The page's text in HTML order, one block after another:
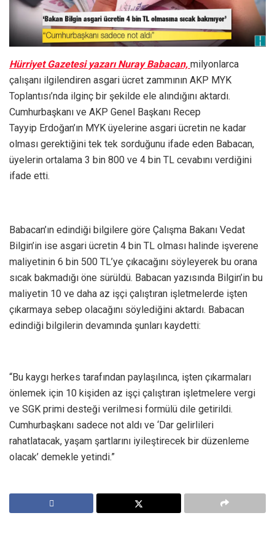
Hürriyet Gazetesi yazarı Nuray Babacan, milyonlarca
çalışanı ilgilendiren asgari ücret zammının AKP MYK
Toplantısı’nda ilginç bir şekilde ele alındığını aktardı.
Cumhurbaşkanı ve AKP Genel Başkanı Recep
Tayyip Erdoğan’ın MYK üyelerine asgari ücretin ne kadar
olması gerektiğini tek tek sorduğunu ifade eden Babacan,
üyelerin ortalama 3 bin 800 ve 4 bin TL cevabını verdiğini
ifade etti.
Babacan’ın edindiği bilgilere göre Çalışma Bakanı Vedat
Bilgin’in ise asgari ücretin 4 bin TL olması halinde işverene
maliyetinin 6 bin 500 TL’ye çıkacağını söyleyerek bu orana
sıcak bakmadığı öne sürüldü. Babacan yazısında Bilgin’in bu
maliyetin 10 ve daha az işçi çalıştıran işletmelerde işten
çıkarmaya sebep olacağını söylediğini aktardı. Babacan
edindiği bilgilerin devamında şunları kaydetti:
“Bu kaygı herkes tarafından paylaşılınca, işten çıkarmaları
önlemek için 10 kişiden az işçi çalıştıran işletmelere vergi
ve SGK primi desteği verilmesi formülü dile getirildi.
Cumhurbaşkanı sadece not aldı ve ‘Dar gelirlileri
rahatlatacak, yaşam şartlarını iyileştirecek bir düzenleme
olacak’ demekle yetindi.”